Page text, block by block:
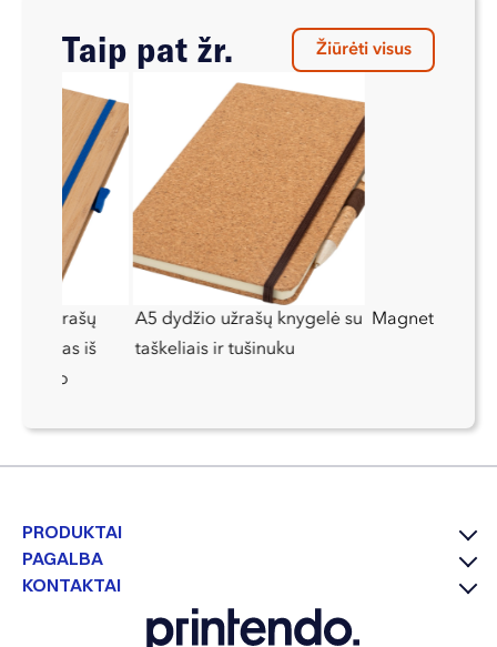
Taip pat žr. Žiūrėti visus
užrašų
iš
A5 dydžio užrašų knygelė su
taškeliais ir tušinuku
Magnetinis
PRODUKTAI
PAGALBA
KONTAKTAI